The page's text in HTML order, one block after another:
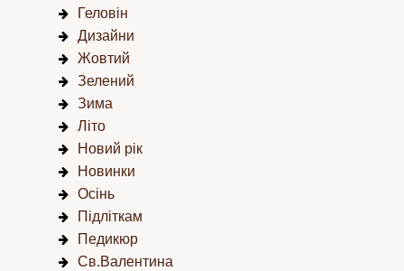
Геловін
Дизайни
Жовтий
Зелений
Зима
Літо
Новий рік
Новинки
Осінь
Підліткам
Педикюр
Св.Валентина